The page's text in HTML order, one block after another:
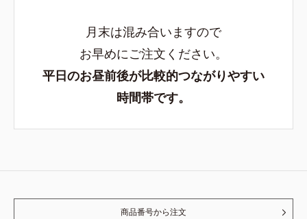
月末は混み合いますので
お早めにご注文ください。
平日のお昼前後が比較的つながりやすい
時間帯です。
商品番号から注文